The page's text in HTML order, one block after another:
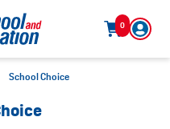
0
School Choice